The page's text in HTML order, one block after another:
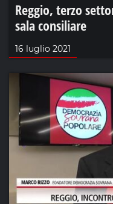
Reggio, terzo
sala consiliare
16 luglio 2021